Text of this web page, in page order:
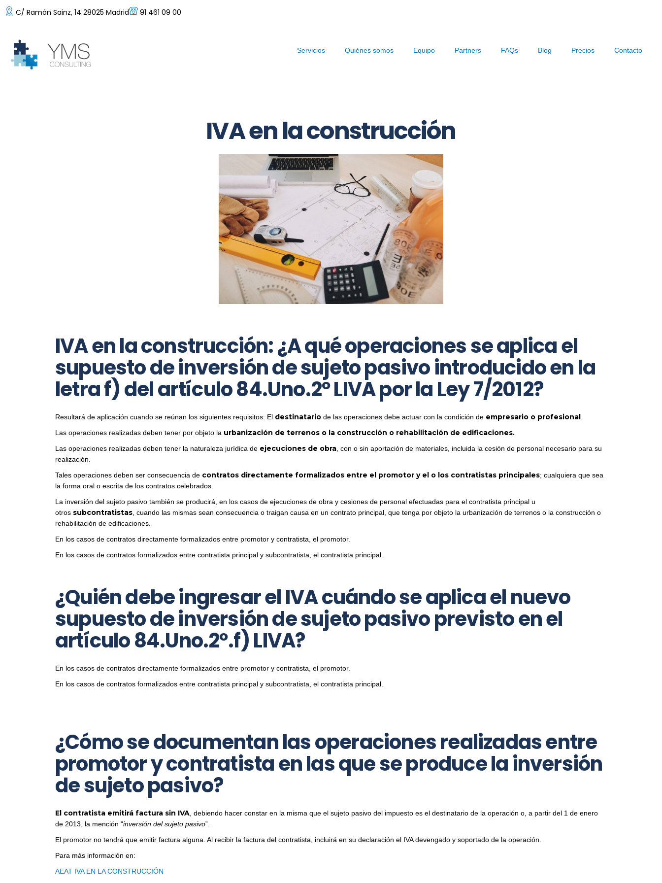
C/ Ramón Sainz, 14 28025 Madrid 91 461 09 00
Servicios Quiénes somos Equipo Partners FAQs Blog Precios Contacto
IVA en la construcción
IVA en la construcción: ¿A qué operaciones se aplica el
supuesto de inversión de sujeto pasivo introducido en la
letra f) del artículo 84.Uno.2º LIVA por la Ley 7/2012?
Resultará de aplicación cuando se reúnan los siguientes requisitos: El destinatario de las operaciones debe actuar con la condición de empresario o profesional
Las operaciones realizadas deben tener por objeto la urbanización de terrenos o la construcción o rehabilitación de edificaciones.
Las operaciones realizadas deben tener la naturaleza jurídica de ejecuciones de obra , con o sin aportación de materiales, incluida la cesión de personal necesario para su
realización.
Tales operaciones deben ser consecuencia de contratos directamente formalizados entre el promotor y el o los contratistas principales; cualquiera que sea
la forma oral o escrita de los contratos celebrados.
La inversión del sujeto pasivo también se producirá, en los casos de ejecuciones de obra y cesiones de personal efectuadas para el contratista principal u
otros subcontratistas , cuando las mismas sean consecuencia o traigan causa en un contrato principal, que tenga por objeto la urbanización de terrenos o la construcción o
rehabilitación de edificaciones.
En los casos de contratos directamente formalizados entre promotor y contratista, el promotor.
En los casos de contratos formalizados entre contratista principal y subcontratista, el contratista principal.
¿Quién debe ingresar el IVA cuándo se aplica el nuevo
supuesto de inversión de sujeto pasivo previsto en el
artículo 84.Uno.2º.f) LIVA?
En los casos de contratos directamente formalizados entre promotor y contratista, el promotor.
En los casos de contratos formalizados entre contratista principal y subcontratista, el contratista principal.
¿Cómo se documentan las operaciones realizadas entre
promotor y contratista en las que se produce la inversión
de sujeto pasivo?
El contratista emitirá factura sin IVA , debiendo hacer constar en la misma que el sujeto pasivo del impuesto es el destinatario de la operación o, a partir del 1 de enero
de 2013, la mención “inversión del sujeto pasivo”.
El promotor no tendrá que emitir factura alguna. Al recibir la factura del contratista, incluirá en su declaración el IVA devengado y soportado de la operación.
Para más información en:
AEAT IVA EN LA CONSTRUCCIÓN